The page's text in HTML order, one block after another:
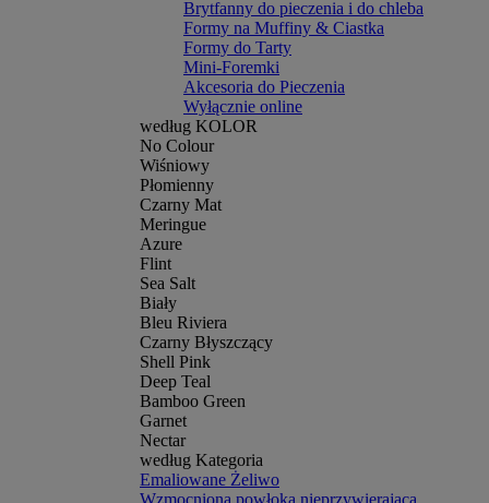
Brytfanny do pieczenia i do chleba
Formy na Muffiny & Ciastka
Formy do Tarty
Mini-Foremki
Akcesoria do Pieczenia
Wyłącznie online
według KOLOR
No Colour
Wiśniowy
Płomienny
Czarny Mat
Meringue
Azure
Flint
Sea Salt
Biały
Bleu Riviera
Czarny Błyszczący
Shell Pink
Deep Teal
Bamboo Green
Garnet
Nectar
według Kategoria
Emaliowane Żeliwo
Wzmocniona powłoka nieprzywierająca